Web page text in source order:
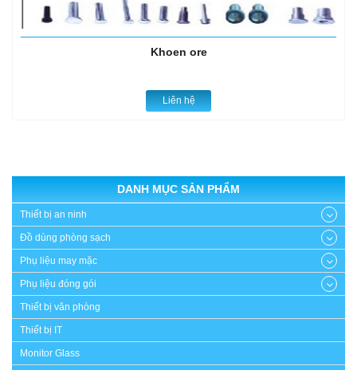
Khoen ore
Liên hệ
DANH MỤC SẢN PHẨM
Thiết bị an ninh
Đồ dùng phòng sạch
Phụ liệu may mặc
Phụ liệu đóng gói
Thiết bị văn phòng
Thiết bị IT
Monitor Glass